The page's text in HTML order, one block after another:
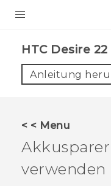
VIVE
VIVERSE
HTC Desire
Anleitung
< < Menu
Akkusparer
verwenden